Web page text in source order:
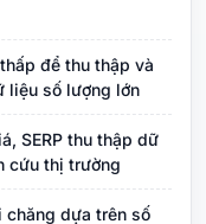
để thu thập và
liệu số lượng lớn
SERP thu thập dữ
cứu thị trường
chăng dựa trên số